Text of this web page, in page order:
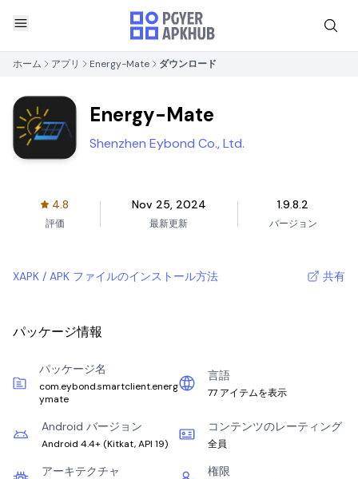
ホーム アプリ Energy-Mate ダウンロード
Energy-Mate
Shenzhen Eybond Co., Ltd.
4.8
評価
Nov 25, 2024
最新更新
1.9.8.2
バージョン
XAPK / APK ファイルのインストール方法 共有
パッケージ情報
パッケージ名
com.eybond.smartclient.energ
ymate
言語
77 アイテムを表示
Android バージョン
Android 4.4+ (Kitkat, API 19)
コンテンツのレーティング
全員
アーキテクチャ 権限